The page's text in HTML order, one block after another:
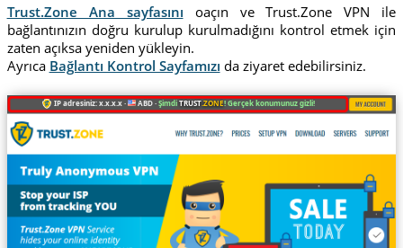
Trust.Zone Ana sayfasını oaçın ve Trust.Zone VPN ile
bağlantınızın doğru kurulup kurulmadığını kontrol etmek için
zaten açıksa yeniden yükleyin.
Ayrıca Bağlantı Kontrol Sayfamızı da ziyaret edebilirsiniz.
IP adresiniz: x.x.x.x · ABD ·ŞimdiTRUST.ZONE! Gerçek konumunuz gizli!